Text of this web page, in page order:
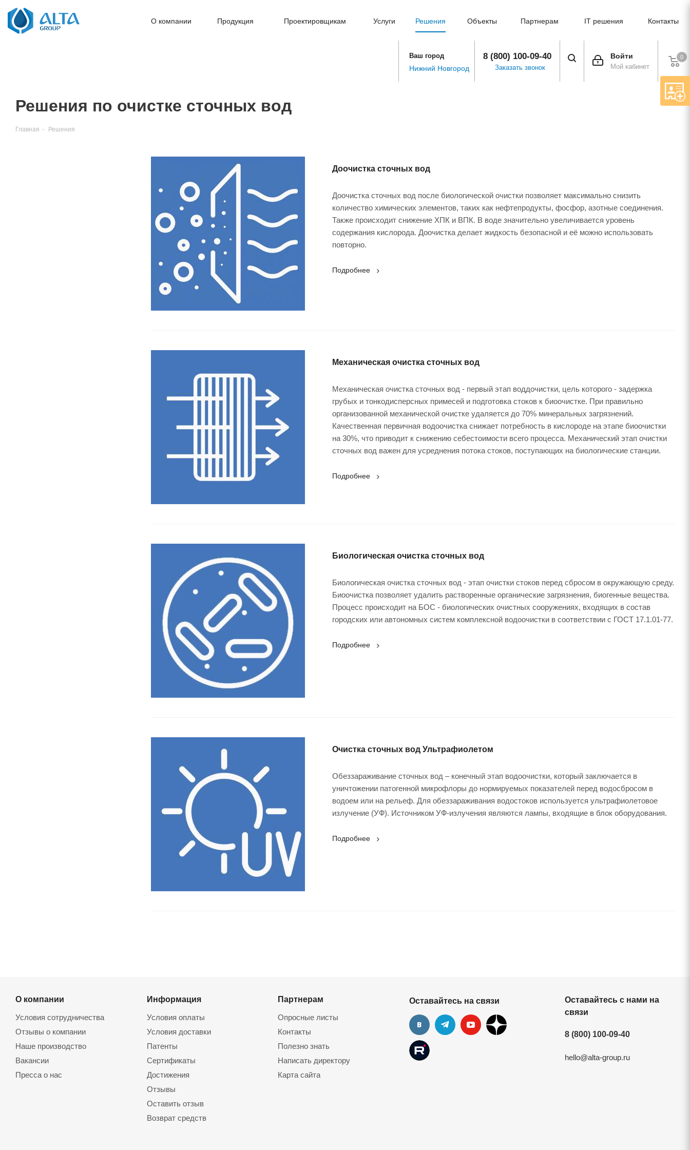
О компании Продукция Проектировщикам Услуги Решения Объекты Партнерам IT решения Контакты
0
Войти
Мой кабинет
8 (800) 100-09-40
Заказать звонок
Ваш город
Нижний Новгород
Решения по очистке сточных вод
Главная - Решения
Доочистка сточных вод
Доочистка сточных вод после биологической очистки позволяет максимально снизить
количество химических элементов, таких как нефтепродукты, фосфор, азотные соединения.
Также происходит снижение ХПК и ВПК. В воде значительно увеличивается уровень
содержания кислорода. Доочистка делает жидкость безопасной и её можно использовать
повторно.
Подробнее
Механическая очистка сточных вод
Механическая очистка сточных вод - первый этап воддочистки, цель которого - задержка
грубых и тонкодисперсных примесей и подготовка стоков к биоочистке. При правильно
организованной механической очистке удаляется до 70% минеральных загрязнений.
Качественная первичная водоочистка снижает потребность в кислороде на этапе биоочистки
на 30%, что приводит к снижению себестоимости всего процесса. Механический этап очистки
сточных вод важен для усреднения потока стоков, поступающих на биологические станции.
Подробнее
Биологическая очистка сточных вод
Биологическая очистка сточных вод - этап очистки стоков перед сбросом в окружающую среду.
Биоочистка позволяет удалить растворенные органические загрязнения, биогенные вещества.
Процесс происходит на БОС - биологических очистных сооружениях, входящих в состав
городских или автономных систем комплексной водоочистки в соответствии с ГОСТ 17.1.01-77.
Подробнее
Очистка сточных вод Ультрафиолетом
Обеззараживание сточных вод – конечный этап водоочистки, который заключается в
уничтожении патогенной микрофлоры до нормируемых показателей перед водосбросом в
водоем или на рельеф. Для обеззараживания водостоков используется ультрафиолетовое
излучение (УФ). Источником УФ-излучения являются лампы, входящие в блок оборудования.
Подробнее
О компании
Условия сотрудничества
Отзывы о компании
Наше производство
Вакансии
Пресса о нас
Информация
Условия оплаты
Условия доставки
Патенты
Сертификаты
Достижения
Отзывы
Оставить отзыв
Возврат средств
Партнерам
Опросные листы
Контакты
Полезно знать
Написать директору
Карта сайта
Оставайтесь на связи
Оставайтесь с нами на
связи
8 (800) 100-09-40
hello@alta-group.ru